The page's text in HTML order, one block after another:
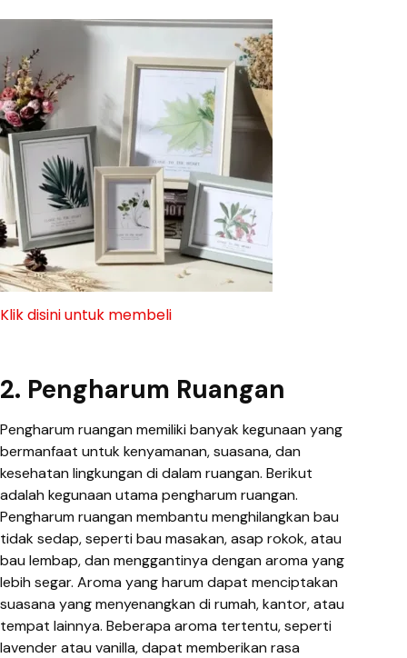
Klik disini untuk membeli
2. Pengharum Ruangan
Pengharum ruangan memiliki banyak kegunaan yang
bermanfaat untuk kenyamanan, suasana, dan
kesehatan lingkungan di dalam ruangan. Berikut
adalah kegunaan utama pengharum ruangan.
Pengharum ruangan membantu menghilangkan bau
tidak sedap, seperti bau masakan, asap rokok, atau
bau lembap, dan menggantinya dengan aroma yang
lebih segar. Aroma yang harum dapat menciptakan
suasana yang menyenangkan di rumah, kantor, atau
tempat lainnya. Beberapa aroma tertentu, seperti
lavender atau vanilla, dapat memberikan rasa